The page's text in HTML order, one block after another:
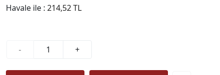
Havale ile : 214,52 TL
- +